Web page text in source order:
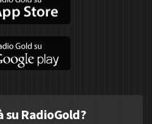
RadioGold?